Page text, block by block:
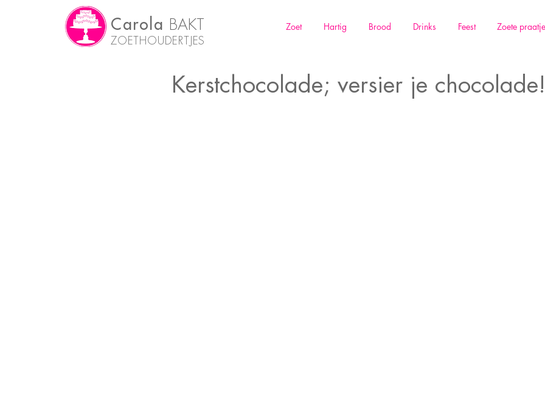
Carola BAKT
ZOETHOUDERTJES
Zoet Hartig Brood Drinks Feest Zoete
Kerstchocolade; versier je chocolade!